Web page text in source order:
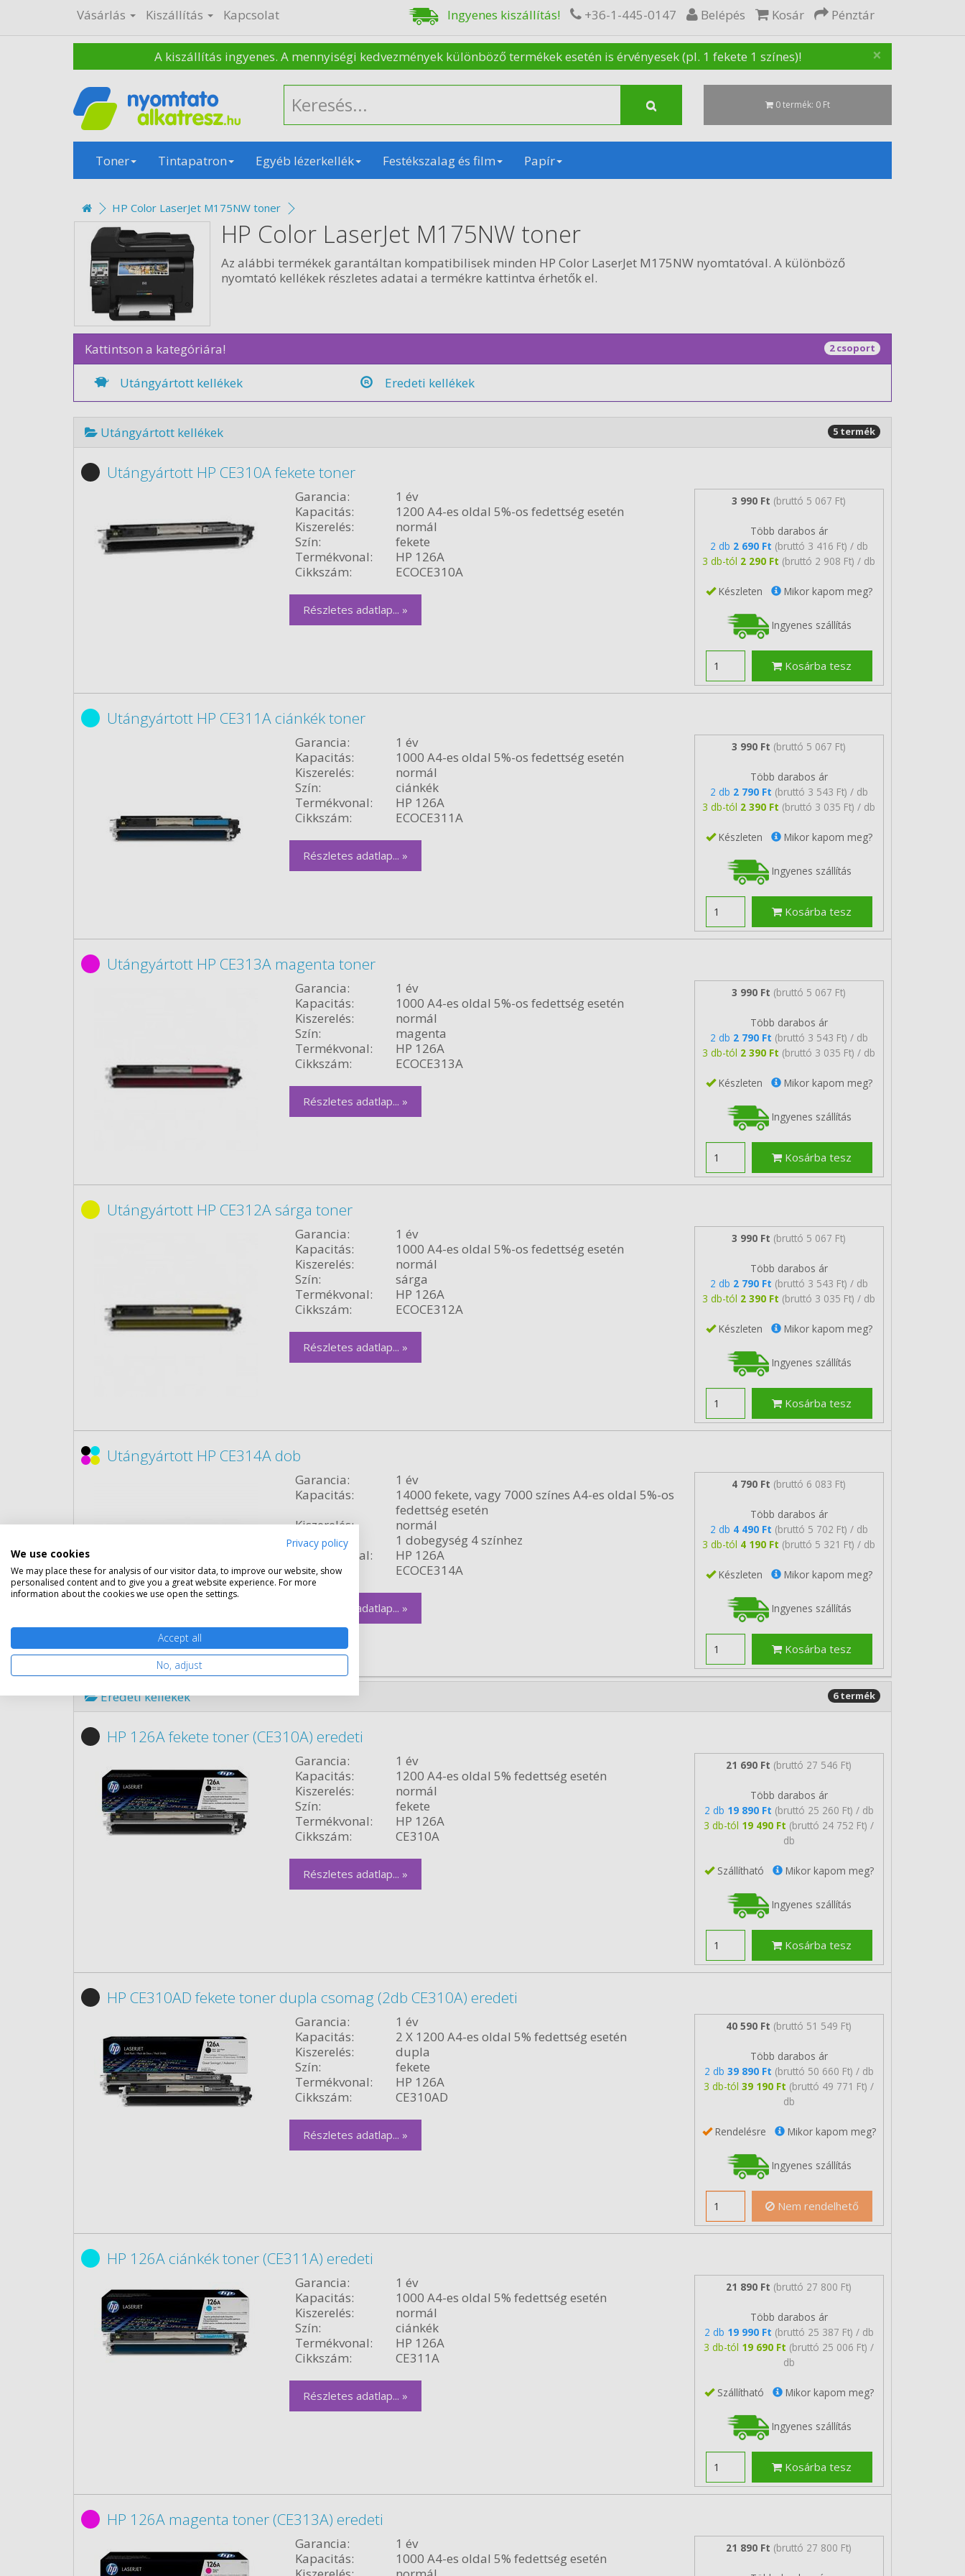
Vásárlás Kiszállítás Kapcsolat Ingyenes kiszállítás! +36-1-445-0147 Belépés Kosár Pénztár
×
A kiszállítás ingyenes. A mennyiségi kedvezmények különböző termékek esetén is érvényesek (pl. 1 fekete 1 színes)!
0 termék: 0 Ft
Toner Tintapatron Egyéb lézerkellék Festékszalag és film Papír
HP Color LaserJet M175NW toner
HP Color LaserJet M175NW toner
Az alábbi termékek garantáltan kompatibilisek minden HP Color LaserJet M175NW nyomtatóval. A különböző
nyomtató kellékek részletes adatai a termékre kattintva érhetők el.
Kattintson a kategóriára! 2 csoport
Utángyártott kellékek Eredeti kellékek
Utángyártott kellékek 5 termék
Utángyártott HP CE310A fekete toner
Garancia:
1 év
Kapacitás:
1200 A4-es oldal 5%-os fedettség esetén
Kiszerelés:
normál
Szín:
fekete
Termékvonal:
HP 126A
Cikkszám:
ECOCE310A
Részletes adatlap... »
3 990 Ft (bruttó 5 067 Ft)
Több darabos ár
2 db 2 690 Ft (bruttó 3 416 Ft) / db
3 db-tól 2 290 Ft (bruttó 2 908 Ft) / db
Készleten Mikor kapom meg?
Ingyenes szállítás
Kosárba tesz
Utángyártott HP CE311A ciánkék toner
Garancia:
1 év
Kapacitás:
1000 A4-es oldal 5%-os fedettség esetén
Kiszerelés:
normál
Szín:
ciánkék
Termékvonal:
HP 126A
Cikkszám:
ECOCE311A
Részletes adatlap... »
3 990 Ft (bruttó 5 067 Ft)
Több darabos ár
2 db 2 790 Ft (bruttó 3 543 Ft) / db
3 db-tól 2 390 Ft (bruttó 3 035 Ft) / db
Készleten Mikor kapom meg?
Ingyenes szállítás
Kosárba tesz
Utángyártott HP CE313A magenta toner
Garancia:
1 év
Kapacitás:
1000 A4-es oldal 5%-os fedettség esetén
Kiszerelés:
normál
Szín:
magenta
Termékvonal:
HP 126A
Cikkszám:
ECOCE313A
Részletes adatlap... »
3 990 Ft (bruttó 5 067 Ft)
Több darabos ár
2 db 2 790 Ft (bruttó 3 543 Ft) / db
3 db-tól 2 390 Ft (bruttó 3 035 Ft) / db
Készleten Mikor kapom meg?
Ingyenes szállítás
Kosárba tesz
Utángyártott HP CE312A sárga toner
Garancia:
1 év
Kapacitás:
1000 A4-es oldal 5%-os fedettség esetén
Kiszerelés:
normál
Szín:
sárga
Termékvonal:
HP 126A
Cikkszám:
ECOCE312A
Részletes adatlap... »
3 990 Ft (bruttó 5 067 Ft)
Több darabos ár
2 db 2 790 Ft (bruttó 3 543 Ft) / db
3 db-tól 2 390 Ft (bruttó 3 035 Ft) / db
Készleten Mikor kapom meg?
Ingyenes szállítás
Kosárba tesz
Utángyártott HP CE314A dob
Garancia:
1 év
Kapacitás:
14000 fekete, vagy 7000 színes A4-es oldal 5%-os
fedettség esetén
Kiszerelés:
normál
Szín:
1 dobegység 4 színhez
Termékvonal:
HP 126A
Cikkszám:
ECOCE314A
Részletes adatlap... »
4 790 Ft (bruttó 6 083 Ft)
Több darabos ár
2 db 4 490 Ft (bruttó 5 702 Ft) / db
3 db-tól 4 190 Ft (bruttó 5 321 Ft) / db
Készleten Mikor kapom meg?
Ingyenes szállítás
Kosárba tesz
Eredeti kellékek 6 termék
HP 126A fekete toner (CE310A) eredeti
Garancia:
1 év
Kapacitás:
1200 A4-es oldal 5% fedettség esetén
Kiszerelés:
normál
Szín:
fekete
Termékvonal:
HP 126A
Cikkszám:
CE310A
Részletes adatlap... »
21 690 Ft (bruttó 27 546 Ft)
Több darabos ár
2 db 19 890 Ft (bruttó 25 260 Ft) / db
3 db-tól 19 490 Ft (bruttó 24 752 Ft) /
db
Szállítható Mikor kapom meg?
Ingyenes szállítás
Kosárba tesz
HP CE310AD fekete toner dupla csomag (2db CE310A) eredeti
Garancia:
1 év
Kapacitás:
2 X 1200 A4-es oldal 5% fedettség esetén
Kiszerelés:
dupla
Szín:
fekete
Termékvonal:
HP 126A
Cikkszám:
CE310AD
Részletes adatlap... »
40 590 Ft (bruttó 51 549 Ft)
Több darabos ár
2 db 39 890 Ft (bruttó 50 660 Ft) / db
3 db-tól39 190 Ft (bruttó 49 771 Ft) /
db
Rendelésre Mikor kapom meg?
Ingyenes szállítás
Nem rendelhető
HP 126A ciánkék toner (CE311A) eredeti
Garancia:
1 év
Kapacitás:
1000 A4-es oldal 5% fedettség esetén
Kiszerelés:
normál
Szín:
ciánkék
Termékvonal:
HP 126A
Cikkszám:
CE311A
Részletes adatlap... »
21 890 Ft (bruttó 27 800 Ft)
Több darabos ár
2 db 19 990 Ft (bruttó 25 387 Ft) / db
3 db-tól 19 690 Ft (bruttó 25 006 Ft) /
db
Szállítható Mikor kapom meg?
Ingyenes szállítás
Kosárba tesz
HP 126A magenta toner (CE313A) eredeti
Garancia:
1 év
Kapacitás:
1000 A4-es oldal 5% fedettség esetén
21 890 Ft (bruttó 27 800 Ft)
Privacy policy
We use cookies
We may place these for analysis of our visitor data, to improve our website, show
personalised content and to give you a great website experience. For more
information about the cookies we use open the settings.
Accept all
No, adjust